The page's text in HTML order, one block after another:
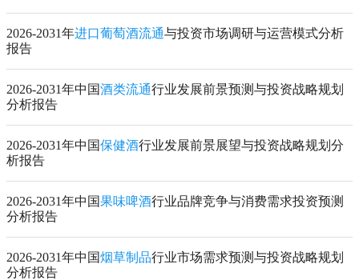
2026-2031年进口葡萄酒流通与投资市场调研与运营模式分析
报告
2026-2031年中国酒类流通行业发展前景预测与投资战略规划
分析报告
2026-2031年中国保健酒行业发展前景展望与投资战略规划分
析报告
2026-2031年中国果味啤酒行业品牌竞争与消费需求投资预测
分析报告
2026-2031年中国烟草制品行业市场需求预测与投资战略规划
分析报告